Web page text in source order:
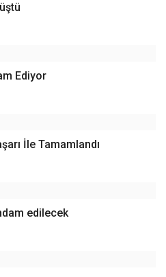
Ediyor
İle Tamamlandı
edilecek